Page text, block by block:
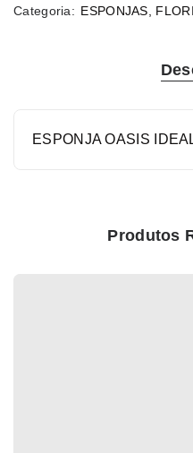
Categoria: ESPONJAS
ESPONJA OASIS
Produtos